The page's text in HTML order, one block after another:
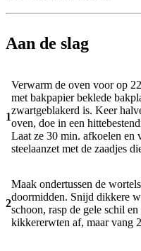
Aan de slag
1
Verwarm de oven voor op
met bakpapier beklede
zwartgeblakerd is. Keer
oven, doe in een
Laat ze 30 min. afkoelen en
steelaanzet met de zaadjes
2
Maak ondertussen de
doormidden. Snijd dikkere
schoon, rasp de gele schil
kikkererwten af, maar vang